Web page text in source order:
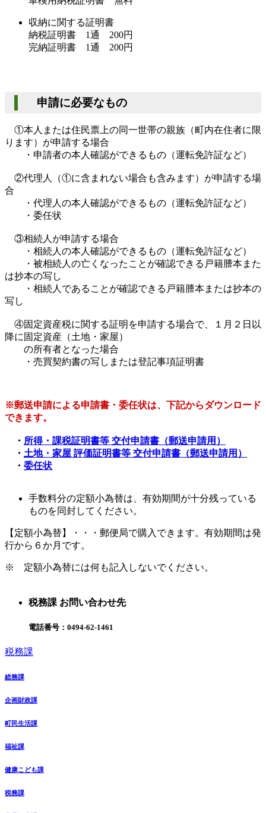
収納に関する証明書
納税証明書 1通 200円
完納証明書 1通 200円
申請に必要なもの
①本人または住民票上の同一世帯の親族（町内在住者に限
ります）が申請する場合
・申請者の本人確認ができるもの（運転免許証など）
②代理人（①に含まれない場合も含みます）が申請する場
合
・代理人の本人確認ができるもの（運転免許証など）
・委任状
③相続人が申請する場合
・相続人の本人確認ができるもの（運転免許証など）
・被相続人の亡くなったことが確認できる戸籍謄本また
は抄本の写し
・相続人であることが確認できる戸籍謄本または抄本の
写し
④固定資産税に関する証明を申請する場合で、１月２日以
降に固定資産（土地・家屋）
の所有者となった場合
・売買契約書の写しまたは登記事項証明書
※郵送申請による申請書・委任状は、下記からダウンロード
できます。
・ 所得・課税証明書等 交付申請書（郵送申請用）
・ 土地・家屋 評価証明書等 交付申請書（郵送申請用）
・ 委任状
手数料分の定額小為替は、有効期間が十分残っている
ものを同封してください。
【定額小為替】・・・郵便局で購入できます。有効期間は発
行から６か月です。
※ 定額小為替には何も記入しないでください。
税務課 お問い合わせ先
電話番号： 0494-62-1461
税務課
総務課
企画財政課
町民生活課
福祉課
健康こども課
税務課